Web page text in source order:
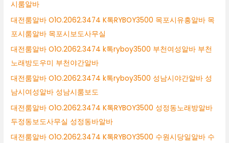
시룸알바
대전룸알바 O1O.2062.3474 K톡RYBOY3500 목포시유흥알바 목
포시룸알바 목포시보도사무실
대전룸알바 O1O.2062.3474 k톡ryboy3500 부천여성알바 부천
노래방도우미 부천야간알바
대전룸알바 O1O.2062.3474 k톡ryboy3500 성남시야간알바 성
남시여성알바 성남시룸보도
대전룸알바 O1O.2062.3474 K톡RYBOY3500 성정동노래방알바
두정동보도사무실 성정동바알바
대전룸알바 O1O.2062.3474 K톡RYBOY3500 수원시당일알바 수